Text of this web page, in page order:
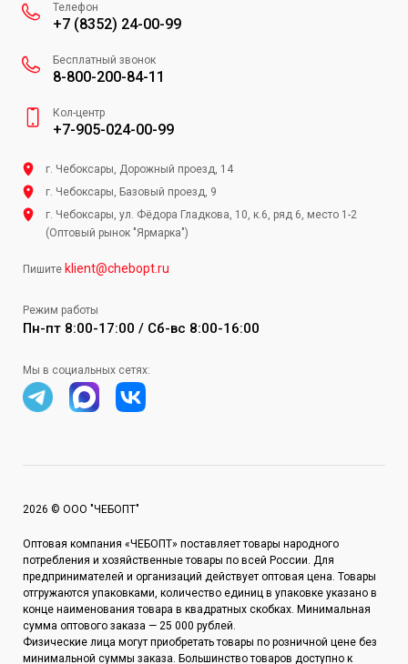
Телефон
+7 (8352) 24-00-99
Бесплатный звонок
8-800-200-84-11
Кол-центр
+7-905-024-00-99
г. Чебоксары, Дорожный проезд, 14
г. Чебоксары, Базовый проезд, 9
г. Чебоксары, ул. Фёдора Гладкова, 10, к.6, ряд 6, место 1-2
(Оптовый рынок "Ярмарка")
Пишите klient@chebopt.ru
Режим работы
Пн-пт 8:00-17:00 / Сб-вс 8:00-16:00
Мы в социальных сетях:
2026 © ООО "ЧЕБОПТ"
Оптовая компания «ЧЕБОПТ» поставляет товары народного
потребления и хозяйственные товары по всей России. Для
предпринимателей и организаций действует оптовая цена. Товары
отгружаются упаковками, количество единиц в упаковке указано в
конце наименования товара в квадратных скобках. Минимальная
сумма оптового заказа — 25 000 рублей.
Физические лица могут приобретать товары по розничной цене без
минимальной суммы заказа. Большинство товаров доступно к